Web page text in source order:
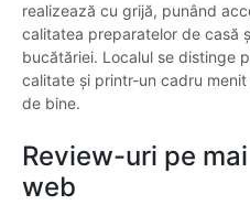
realizează cu grijă, punând
calitatea preparatelor de casă
bucătăriei. Localul se distinge
calitate și printr-un cadru
de bine.
Review-uri pe
web